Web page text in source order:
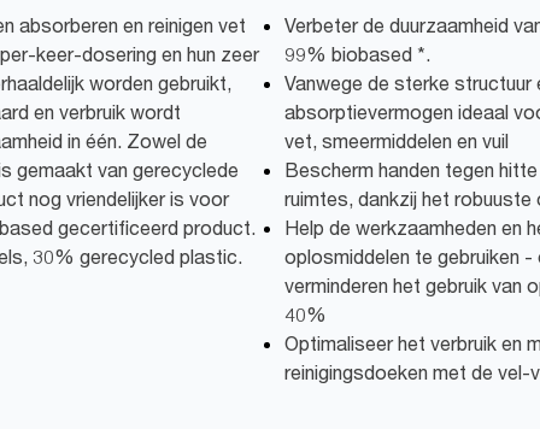
absorberen en reinigen vet
keer-dosering en hun zeer
worden gebruikt,
en verbruik wordt
in één. Zowel de
gemaakt van gerecyclede
nog vriendelijker is voor
gecertificeerd product.
30% gerecycled plastic.
Verbeter de duurzaamheid
99% biobased *.
Vanwege de sterke structuur
absorptievermogen ideaal
vet, smeermiddelen en vuil
Bescherm handen tegen
ruimtes, dankzij het
Help de werkzaamheden en
oplosmiddelen te gebruiken
verminderen het gebruik van
40%
Optimaliseer het verbruik en
reinigingsdoeken met de